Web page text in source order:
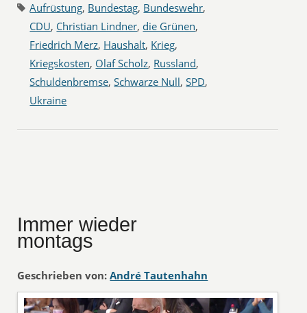
Aufrüstung, Bundestag, Bundeswehr,
CDU, Christian Lindner, die Grünen,
Friedrich Merz, Haushalt, Krieg,
Kriegskosten, Olaf Scholz, Russland,
Schuldenbremse,Schwarze Null,SPD,
Ukraine
Immer wieder
montags
Geschrieben von: André Tautenhahn